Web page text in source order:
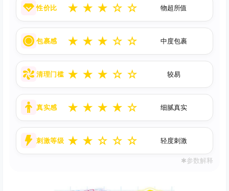
性价比 ★ ★ ★ ☆ ☆ 物超所值
包裹感 ★ ★ ★ ☆ ☆ 中度包裹
清理门槛 ★ ★ ★ ☆ ☆ 较易
真实感 ★ ★ ★ ★ ☆ 细腻真实
刺激等级 ★ ★ ☆ ☆ ☆ 轻度刺激
✱参数解释